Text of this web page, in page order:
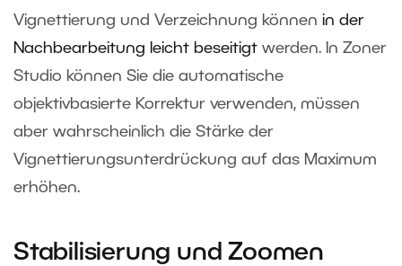
Vignettierung und Verzeichnung können in der
Nachbearbeitung leicht beseitigt werden. In Zoner
Studio können Sie die automatische
objektivbasierte Korrektur verwenden, müssen
aber wahrscheinlich die Stärke der
Vignettierungsunterdrückung auf das Maximum
erhöhen.
Stabilisierung und Zoomen